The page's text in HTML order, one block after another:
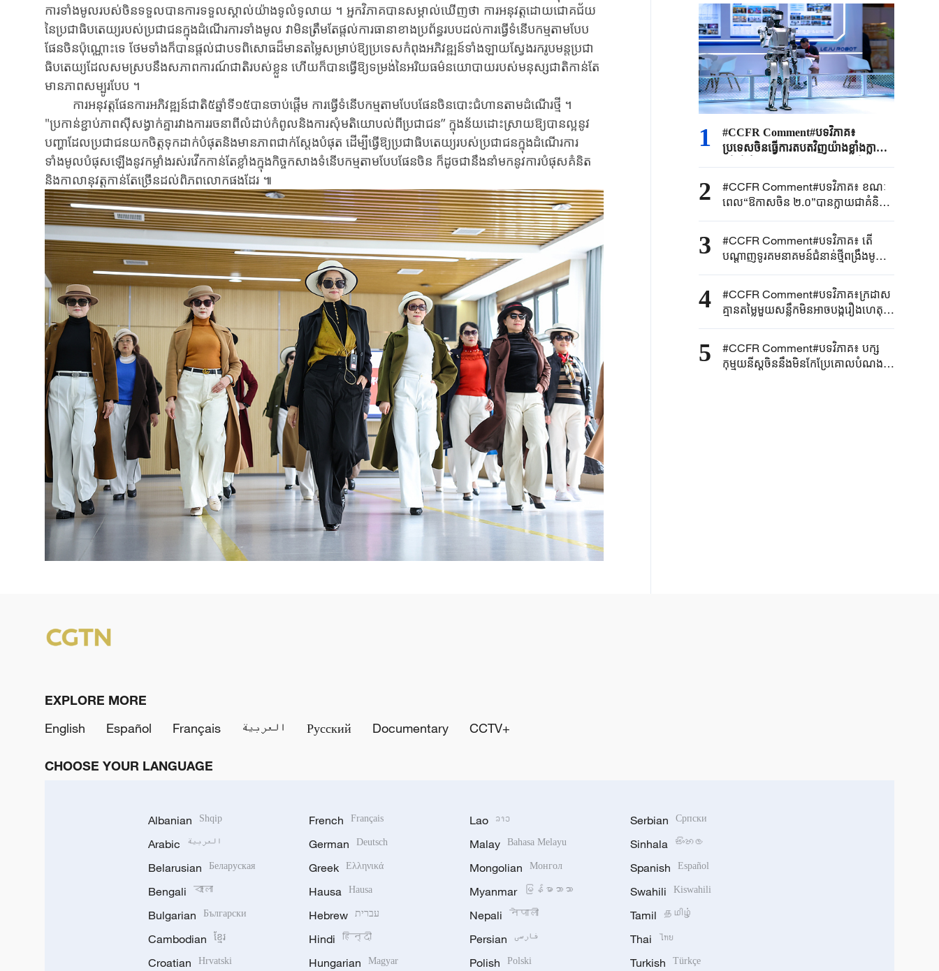
ការទាំងមូលរបស់​ចិនទទួលបាន​ការ​ទទួល​ស្គាល់​យ៉ា​ង​ទូលំទូលាយ ។ អ្ន​កវិភាគបាន​សម្គាល់ឃើញថា ការអនុវត្ត​ដោយ​ជោគជ័យ​
នៃ​ប្រជា​ធិប​តេយ្យ​របស់ប្រជាជនក្នុងដំណើរការទាំងមូល វា​មិន​ត្រឹម​តែ​ផ្តល់​ការ​ធានា​ខាង​ប្រព័ន្ធ​របប​ដល់​ការ​ធ្វើ​ទំនើបកម្ម​តាម​បែប​
ផែន​ចិន​ប៉ុណ្ណោះទេ ថែម​ទាំង​ក៏បាន​ផ្តល់​ជាបទពិសោធដ៏​មាន​តម្លៃ​សម្រាប់​ឱ្យ​ប្រទេស​កំពុង​អភិវឌ្ឍន៍​ទាំង​ឡាយ​ស្វែង​រក​រូបមន្ត​ប្រជា
ធិបតេយ្យដែល​សម​ស្រប​នឹង​សភាពការណ៍​ជាតិ​របស់​​ខ្លួន​ ហើយ​ក៏បាន​ធ្វើ​ឱ្យទម្រង់​នៃ​អរិយធម៌នយោបាយ​របស់​មនុ​ស្ស​ជាតិកាន់តែ
មានភាពសម្បូរ​បែប​ ។
ការ​អនុវត្ត​ផែនការ​អភិវឌ្ឍន៍ជាតិ​៥ឆ្នាំ​ទី១៥បាន​ចាប់ផ្តើម​ ការ​ធ្វើ​ទំនើបកម្ម​តាម​បែប​ផែ​ន​ចិន​បោះ​ជំហាន​តាម​​ដំណើរ​ថ្មី ។​​​​​​
"ប្រកាន់ខ្ជាប់ភាពស៊ីសង្វាក់​គ្នា​រវាង​ការ​​រចនា​ពី​លំដាប់​កំពូល​និង​ការ​សុំ​មតិ​យោបល់​ពីប្រជាជន”​ ក្នុង​ន័យ​ដោះ​ស្រាយ​ឱ្យ​បាន​ល្អ​នូវ​
បញ្ហា​ដែល​ប្រ​ជា​ជន​យក​ចិត្ត​ទុក​ដាក់​បំផុត​និង​មានភាពជាក់ស្តែង​បំផុត​ ដើម្បីធ្វើ​ឱ្យ​ប្រជាធិបតេយ្យ​របស់​ប្រ​ជា​ជនក្នុង​ដំ​ណើរ​ការ
ទាំងមូលបំផុស​ឡើង​នូវ​កម្លាំង​រស់​រវើក​កាន់តែ​ខ្លាំង​ក្នុង​កិច្ច​កសាង​ទំនើប​កម្ម​តាម​បែប​ផែន​ចិន​ ក៏ដូច​ជា​នឹង​​នាំ​មក​នូវ​ការ​បំផុស​គំនិត​
និង​កាលានុវត្ត​កាន់​តែ​ច្រើន​ដល់​ពិភពលោកផងដែរ ៕
1
#CCFR Comment#បទវិភាគ៖
ប្រទេសចិនធ្វើការតបតវិញយ៉ាងខ្លាំងក្លា
ច្បាប់របស់សហគ្រាសចិន និងផល
ប្រយោជន៍សន្តិសុខជាតិយ៉ាងម៉ឺងម៉ាត់
2
#CCFR Comment#បទវិភាគ៖ ខណៈ
ពេល“ឱកាសចិន ២.០”បានក្លាយជាគំនិត
ឯកភាពរួម អ្វីដែលហៅថា“អតិរេក
ផលិតកម្ម”គ្រាន់តែជាការព្រួយបារម្ភខាង
នយោបាយប៉ុណ្ណោះ
3
#CCFR Comment#បទវិភាគ៖ តើ
បណ្តាញទូរគមនាគមន៍ជំនាន់ថ្មីពង្រឹងមូល
ដ្ឋានឌីជីថលនៃ “ផែនការអភិវឌ្ឍន៍
ជាតិ៥ឆ្នាំទី១៥ ”តាមរបៀបណា
4
#CCFR​ Comment#​បទវិភាគ៖ក្រដាស
គ្មានតម្លៃមួយសន្លឹកមិន​អាច​បង្ករឿង​ហេតុអ្វី
បានទេ ជប៉ុន​គួរ​បញ្ឈប់បង្ករឿងនៅ
សមុទ្រចិនខាងត្បូងឥឡូវនេះ
5
#CCFR Comment#បទវិភាគ៖ បក្ស
កុម្មុយនីស្តចិននឹងមិនកែប្រែគោលបំណង
EXPLORE MORE
English
Español Français العربية Русский Documentary CCTV+
CHOOSE YOUR LANGUAGE
Albanian Shqip
Arabic العربية
Belarusian Беларуская
Bengali বাংলা
Bulgarian Български
Cambodian ខ្មែរ
Croatian Hrvatski
French Français
German Deutsch
Greek Ελληνικά
Hausa Hausa
Hebrew עברית
Hindi हिन्दी
Hungarian Magyar
Lao ລາວ
Malay Bahasa Melayu
Mongolian Монгол
Myanmar မြန်မာဘာသာ
Nepali नेपाली
Persian فارسی
Polish Polski
Serbian Српски
Sinhala සිංහල
Spanish Español
Swahili Kiswahili
Tamil தமிழ்
Thai ไทย
Turkish Türkçe